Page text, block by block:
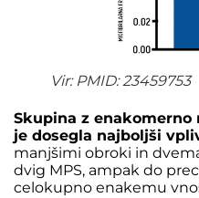
Vir: PMID: 23459753
Skupina z
je dosegla najboljši
manjšimi obroki in
dvig MPS, ampak do
celokupno enakemu